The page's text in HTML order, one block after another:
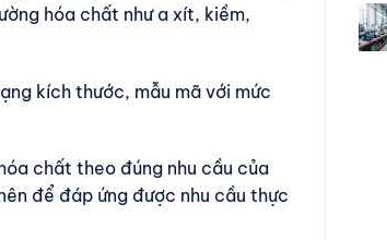
hóa chất như a xít, kiềm,
kích thước, mẫu mã với mức
chất theo đúng nhu cầu của
để đáp ứng được nhu cầu thực